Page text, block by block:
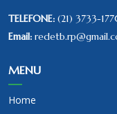
TELEFONE: (21) 3733-
Email:
MENU
Home